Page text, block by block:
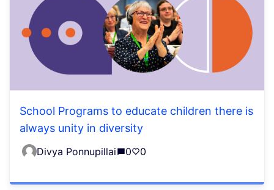
School Programs to educate children there is
always unity in diversity
Divya Ponnupillai 0 0